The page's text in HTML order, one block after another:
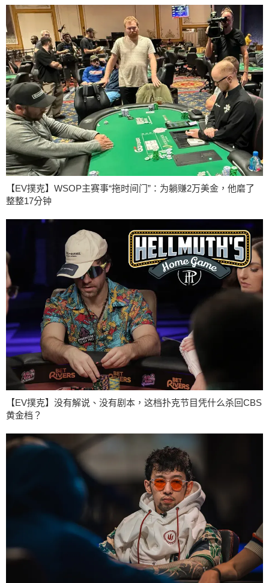
【EV撲克】WSOP主赛事“拖时间门”：为躺赚2万美金，他磨了
整整17分钟
【EV撲克】没有解说、没有剧本，这档扑克节目凭什么杀回CBS
黄金档？